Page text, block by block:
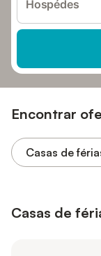
Hospédes
Encontrar
Casas de
Casas de